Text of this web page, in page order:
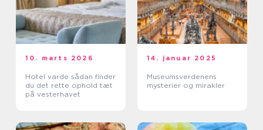
10. marts 2026
Hotel varde sådan finder
du det rette ophold tæt
på vesterhavet
14. januar 2025
Museumsverdenens
mysterier og mirakler